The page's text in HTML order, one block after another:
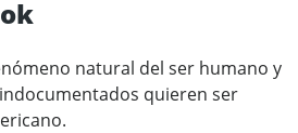
natural del ser humano y
quieren ser